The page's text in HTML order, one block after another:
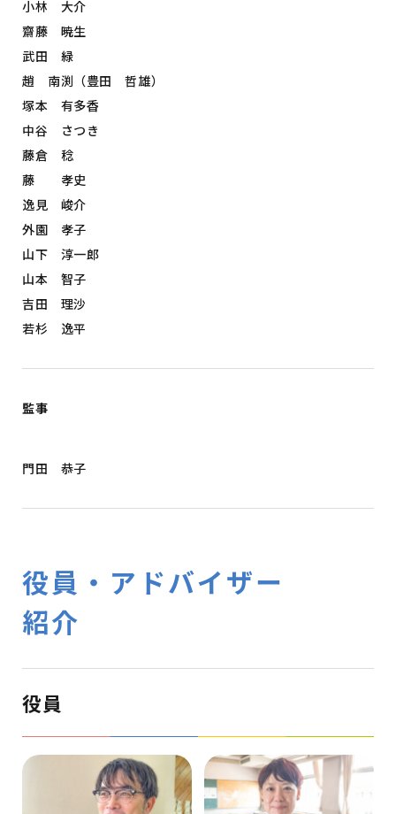
小林 大介
齋藤 暁生
武田 緑
趙 南渕（豊田 哲雄）
塚本 有多香
中谷 さつき
藤倉 稔
藤 孝史
逸見 峻介
外園 孝子
山下 淳一郎
山本 智子
吉田 理沙
若杉 逸平
監事
門田 恭子
役員・アドバイザー
紹介
役員